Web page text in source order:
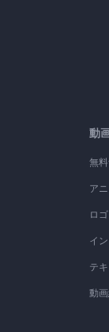
動
無
ア
ロ
イ
テ
動